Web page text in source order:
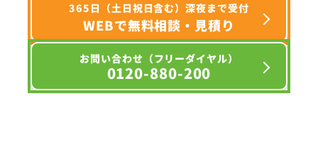
365日（土日祝日含む）深夜まで受付
WEBで無料相談・見積り
お問い合わせ（フリーダイヤル）
0120-880-200